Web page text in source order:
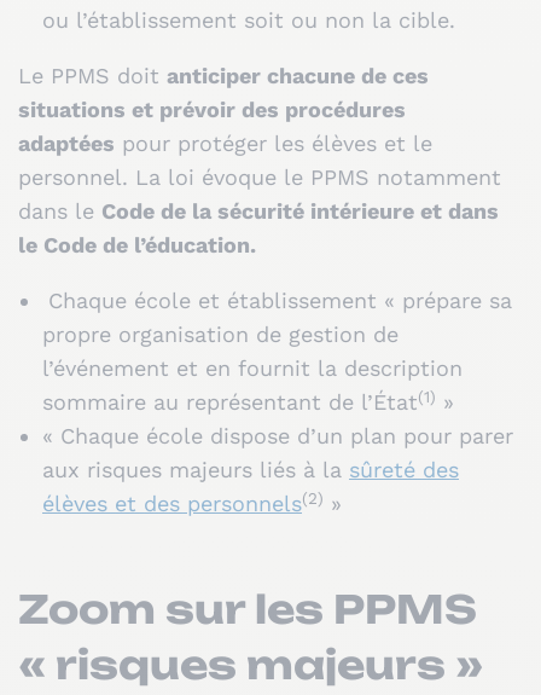
ou l’établissement soit ou non la cible.
Le PPMS doit anticiper chacune de ces
situations et prévoir des procédures
adaptées pour protéger les élèves et le
personnel. La loi évoque le PPMS notamment
dans le Code de la sécurité intérieure et dans
le Code de l’éducation.
Chaque école et établissement « prépare sa
propre organisation de gestion de
l’événement et en fournit la description
sommaire au représentant de l’État(1) »
« Chaque école dispose d’un plan pour parer
aux risques majeurs liés à la sûreté des
élèves et des personnels(2) »
Zoom sur les PPMS
« risques majeurs »